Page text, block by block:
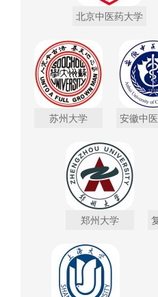
北京中医药大学
苏州大学 安徽中
郑州大学